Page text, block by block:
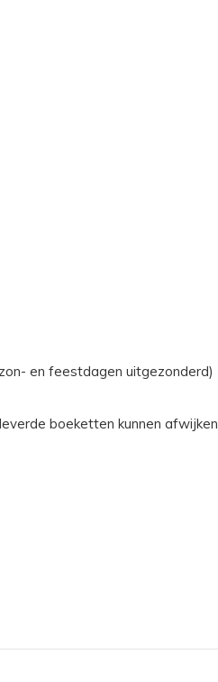
en feestdagen uitgezonderd)
boeketten kunnen afwijken